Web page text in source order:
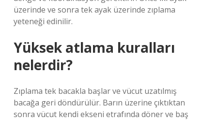
üzerinde ve sonra tek ayak üzerinde zıplama
yeteneği edinilir.
Yüksek atlama kuralları
nelerdir?
Zıplama tek bacakla başlar ve vücut uzatılmış
bacağa geri döndürülür. Barın üzerine çıktıktan
sonra vücut kendi ekseni etrafında döner ve baş